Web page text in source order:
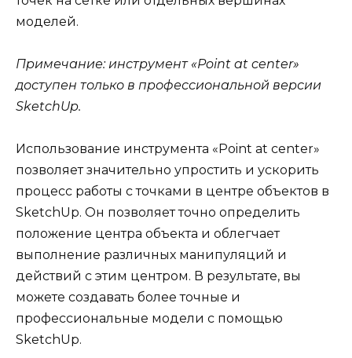
моделей.
Примечание: инструмент «Point at center»
доступен только в профессиональной версии
SketchUp.
Использование инструмента «Point at center»
позволяет значительно упростить и ускорить
процесс работы с точками в центре объектов в
SketchUp. Он позволяет точно определить
положение центра объекта и облегчает
выполнение различных манипуляций и
действий с этим центром. В результате, вы
можете создавать более точные и
профессиональные модели с помощью
SketchUp.